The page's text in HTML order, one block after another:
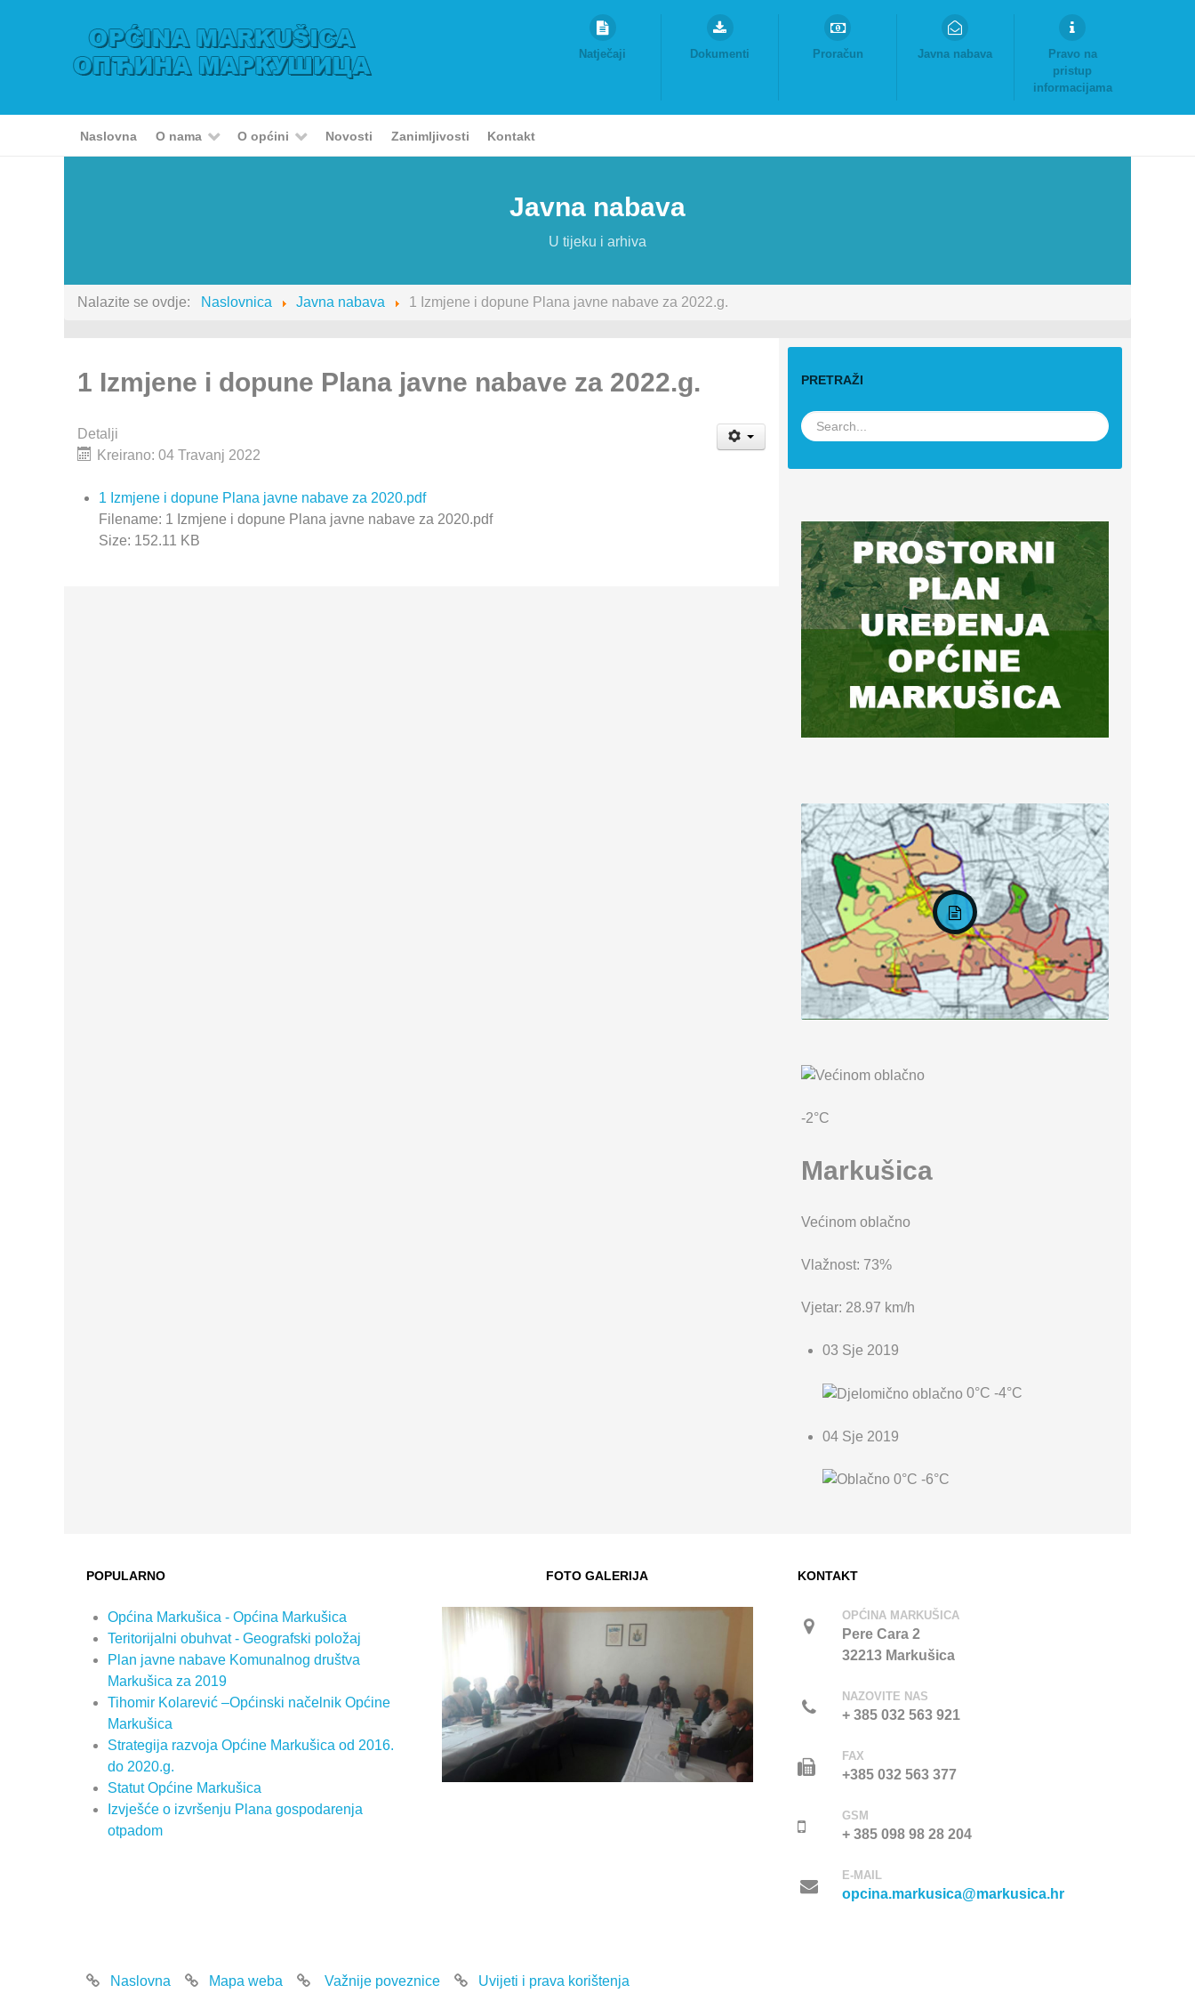
Natječaji Dokumenti Proračun Javna nabava
Pravo na
pristup
informacijama
Naslovna O nama O općini Novosti Zanimljivosti Kontakt
Javna nabava
U tijeku i arhiva
Nalazite se ovdje: Naslovnica Javna nabava 1 Izmjene i dopune Plana javne nabave za 2022.g.
1 Izmjene i dopune Plana javne nabave za 2022.g.
Detalji
Kreirano: 04 Travanj 2022
1 Izmjene i dopune Plana javne nabave za 2020.pdf
Filename: 1 Izmjene i dopune Plana javne nabave za 2020.pdf
Size: 152.11 KB
PRETRAŽI
-2°C
Markušica
Većinom oblačno
Vlažnost: 73%
Vjetar: 28.97 km/h
03 Sje 2019
0°C -4°C
04 Sje 2019
0°C -6°C
POPULARNO
Općina Markušica - Općina Markušica
Teritorijalni obuhvat - Geografski položaj
Plan javne nabave Komunalnog društva
Markušica za 2019
Tihomir Kolarević –Općinski načelnik Općine
Markušica
Strategija razvoja Općine Markušica od 2016.
do 2020.g.
Statut Općine Markušica
Izvješće o izvršenju Plana gospodarenja
otpadom
FOTO GALERIJA KONTAKT
OPĆINA MARKUŠICA
Pere Cara 2
32213 Markušica
NAZOVITE NAS
+ 385 032 563 921
FAX
+385 032 563 377
GSM
+ 385 098 98 28 204
E-MAIL
opcina.markusica@markusica.hr
Naslovna Mapa weba Važnije poveznice Uvijeti i prava korištenja